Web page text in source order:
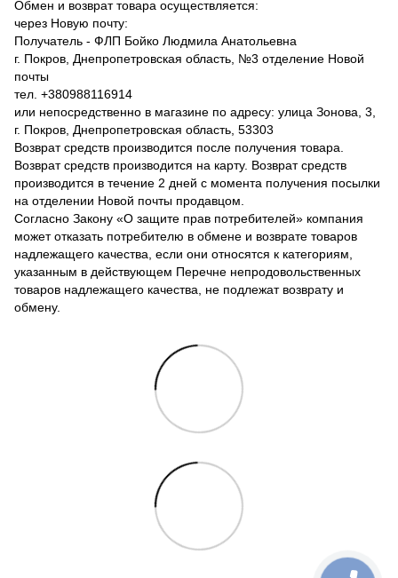
Обмен и возврат товара осуществляется:
через Новую почту:
Получатель - ФЛП Бойко Людмила Анатольевна
г. Покров, Днепропетровская область, №3 отделение Новой
почты
тел. +380988116914
или непосредственно в магазине по адресу: улица Зонова, 3,
г. Покров, Днепропетровская область, 53303
Возврат средств производится после получения товара.
Возврат средств производится на карту. Возврат средств
производится в течение 2 дней с момента получения посылки
на отделении Новой почты продавцом.
Согласно Закону «О защите прав потребителей» компания
может отказать потребителю в обмене и возврате товаров
надлежащего качества, если они относятся к категориям,
указанным в действующем Перечне непродовольственных
товаров надлежащего качества, не подлежат возврату и
обмену.